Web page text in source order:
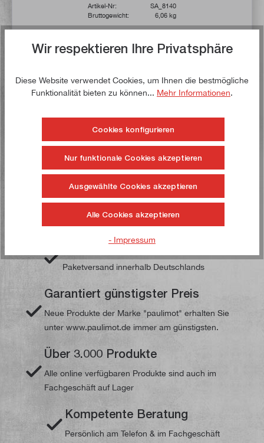
Artikel-Nr:
SA_8140
Bruttogewicht:
6,06 kg
169,00 €*
214,00 €*
In den Warenkorb
Ihre paulimot-Vorteile
Versandkostenfrei ab 49,00 €
Paketversand innerhalb Deutschlands
Garantiert günstigster Preis
Neue Produkte der Marke "paulimot" erhalten Sie
unter www.paulimot.de immer am günstigsten.
Über 3.000 Produkte
Alle online verfügbaren Produkte sind auch im
Fachgeschäft auf Lager
Kompetente Beratung
Persönlich am Telefon & im Fachgeschäft
Wir respektieren Ihre Privatsphäre
Diese Website verwendet Cookies, um Ihnen die bestmögliche
Funktionalität bieten zu können... Mehr Informationen.
Cookies konfigurieren
Nur funktionale Cookies akzeptieren
Ausgewählte Cookies akzeptieren
Alle Cookies akzeptieren
- Impressum